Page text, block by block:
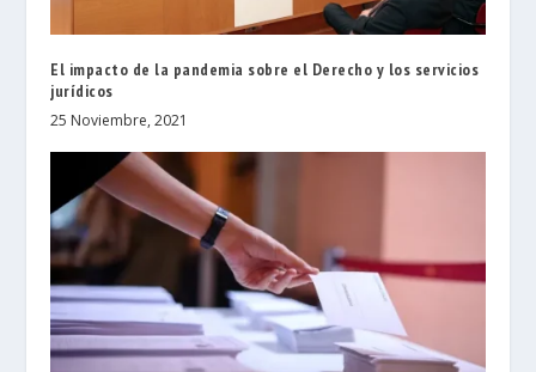
El impacto de la pandemia sobre el Derecho y los servicios
jurídicos
25 Noviembre, 2021